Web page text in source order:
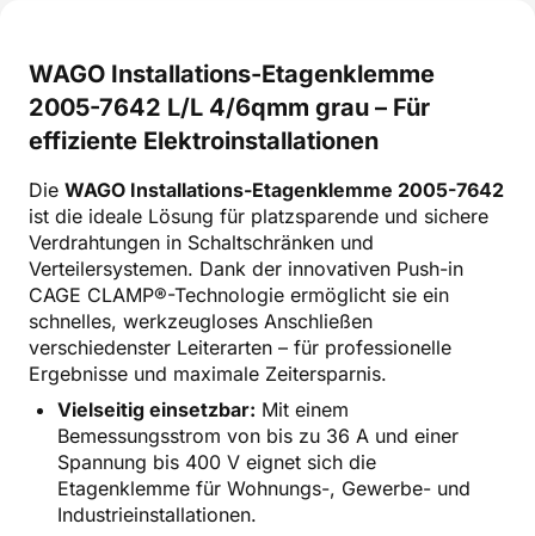
WAGO Installations-Etagenklemme
2005-7642 L/L 4/6qmm grau – Für
effiziente Elektroinstallationen
Die WAGO Installations-Etagenklemme 2005-7642
ist die ideale Lösung für platzsparende und sichere
Verdrahtungen in Schaltschränken und
Verteilersystemen. Dank der innovativen Push-in
CAGE CLAMP®-Technologie ermöglicht sie ein
schnelles, werkzeugloses Anschließen
verschiedenster Leiterarten – für professionelle
Ergebnisse und maximale Zeitersparnis.
Vielseitig einsetzbar: Mit einem
Bemessungsstrom von bis zu 36 A und einer
Spannung bis 400 V eignet sich die
Etagenklemme für Wohnungs-, Gewerbe- und
Industrieinstallationen.